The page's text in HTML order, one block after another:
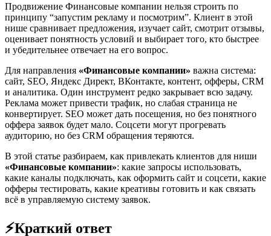
Продвижение Финансовые компании нельзя строить по
принципу “запустим рекламу и посмотрим”. Клиент в этой
нише сравнивает предложения, изучает сайт, смотрит отзывы,
оценивает понятность условий и выбирает того, кто быстрее
и убедительнее отвечает на его вопрос.
Для направления «Финансовые компании» важна система:
сайт, SEO, Яндекс Директ, ВКонтакте, контент, офферы, CRM
и аналитика. Один инструмент редко закрывает всю задачу.
Реклама может привести трафик, но слабая страница не
конвертирует. SEO может дать посещения, но без понятного
оффера заявок будет мало. Соцсети могут прогревать
аудиторию, но без CRM обращения теряются.
В этой статье разбираем, как привлекать клиентов для ниши
«Финансовые компании»: какие запросы использовать,
какие каналы подключать, как оформить сайт и соцсети, какие
офферы тестировать, какие креативы готовить и как связать
всё в управляемую систему заявок.
⚡Краткий ответ